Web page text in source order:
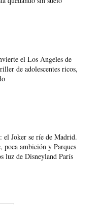
el Los Ángeles de
de adolescentes ricos,
el Joker se ríe de Madrid.
poca ambición y Parques
luz de Disneyland París